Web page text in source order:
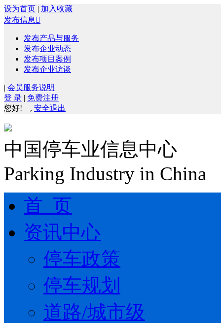
设为首页 | 加入收藏
发布信息 
发布产品与服务
发布企业动态
发布项目案例
发布企业访谈
| 会员服务说明
登 录 | 免费注册
您好!
, 安全退出
中国停车业信息中心
Parking Industry in China
首 页
资讯中心
停车政策
停车规划
道路/城市级